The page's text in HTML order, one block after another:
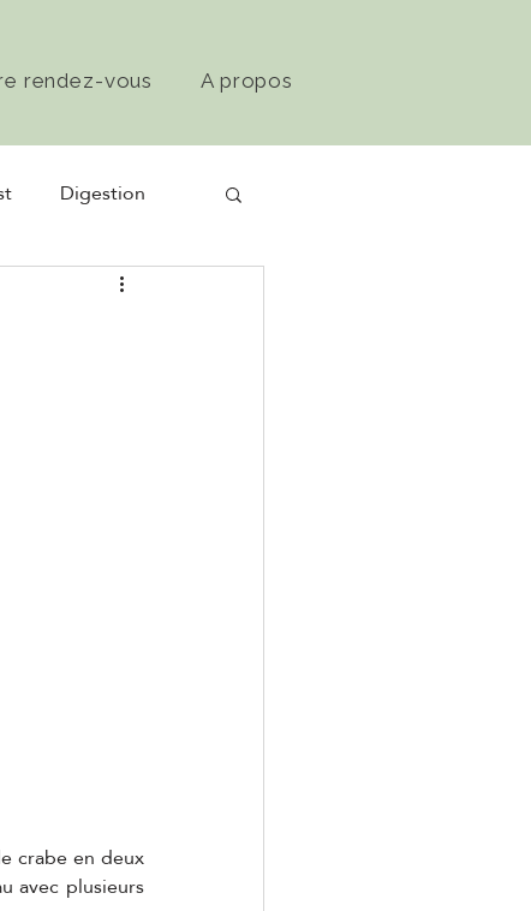
rendez-vous A propos
Digestion
crabe en deux
avec plusieurs